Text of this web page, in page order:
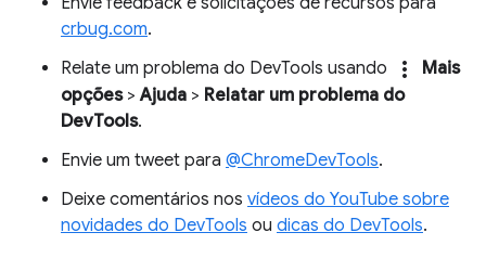
crbug.com.
Relate um problema do DevTools usando
more_vert
Mais
opções>Ajuda > Relatar um problema do
DevTools.
Envie um tweet para @ChromeDevTools.
Deixe comentários nos vídeos do YouTube sobre
novidades do DevTools ou dicas do DevTools.